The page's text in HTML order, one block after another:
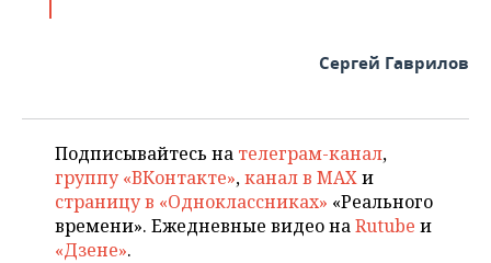
Сергей Гаврилов
Подписывайтесь на телеграм-канал,
группу «ВКонтакте»,канал в MAXи
страницу в «Одноклассниках» «Реального
времени». Ежедневные видео наRutube и
«Дзене».